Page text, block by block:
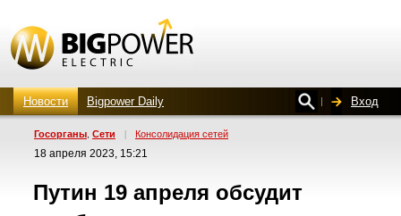
Новости Bigpower Daily Вход
Госорганы Сети | Консолидация сетей
18 апреля 2023, 15:21
Путин 19 апреля обсудит